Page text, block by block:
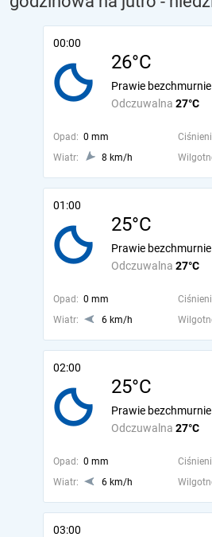
00:00
26°C
Odczuwalna 27°C
Prawie bezchmurnie
Opad: 0 mm
Wiatr:
8 km/h
01:00
25°C
Odczuwalna 27°C
Prawie bezchmurnie
Opad: 0 mm
Wiatr:
6 km/h
02:00
25°C
Odczuwalna 27°C
Prawie bezchmurnie
Opad: 0 mm
Wiatr:
6 km/h
03:00